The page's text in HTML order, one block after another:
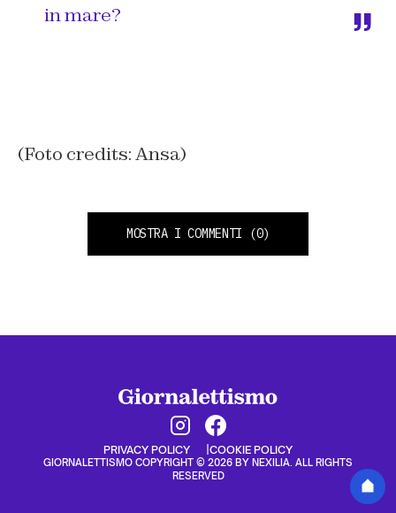
in mare?
(Foto credits: Ansa)
MOSTRA I COMMENTI (0)
PRIVACY POLICY COOKIE POLICY
GIORNALETTISMO COPYRIGHT © 2026 BY NEXILIA. ALL RIGHTS
RESERVED